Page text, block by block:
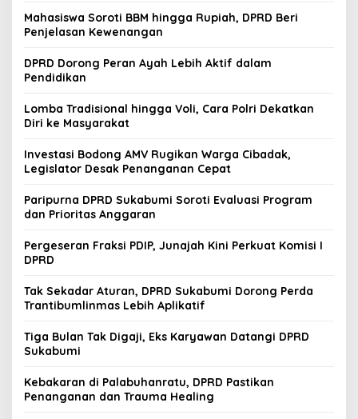
Mahasiswa Soroti BBM hingga Rupiah, DPRD Beri
Penjelasan Kewenangan
DPRD Dorong Peran Ayah Lebih Aktif dalam
Pendidikan
Lomba Tradisional hingga Voli, Cara Polri Dekatkan
Diri ke Masyarakat
Investasi Bodong AMV Rugikan Warga Cibadak,
Legislator Desak Penanganan Cepat
Paripurna DPRD Sukabumi Soroti Evaluasi Program
dan Prioritas Anggaran
Pergeseran Fraksi PDIP, Junajah Kini Perkuat Komisi I
DPRD
Tak Sekadar Aturan, DPRD Sukabumi Dorong Perda
Trantibumlinmas Lebih Aplikatif
Tiga Bulan Tak Digaji, Eks Karyawan Datangi DPRD
Sukabumi
Kebakaran di Palabuhanratu, DPRD Pastikan
Penanganan dan Trauma Healing